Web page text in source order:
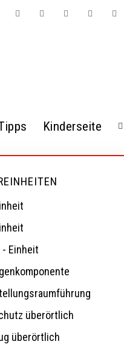
- Einheit
überörtlich
überörtlich
Kinderseite